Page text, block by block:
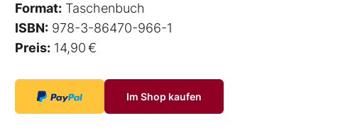
Format: Taschenbuch
ISBN: 978-3-86470-966-1
Preis: 14,90 €
Im Shop kaufen